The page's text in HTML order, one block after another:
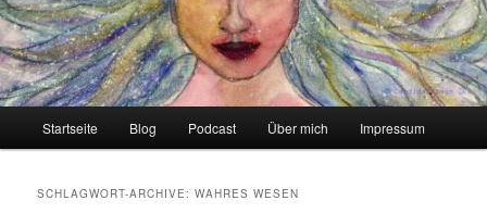
Startseite Blog Podcast Über mich Impressum
SCHLAGWORT-ARCHIVE:WAHRES WESEN